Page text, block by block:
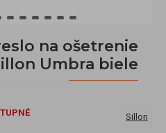
na ošetrenie
Umbra biele
Sillon